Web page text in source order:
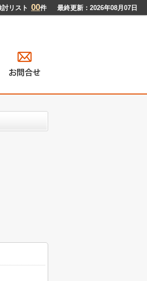
討リスト 00件 最終更新：2026年08月07日